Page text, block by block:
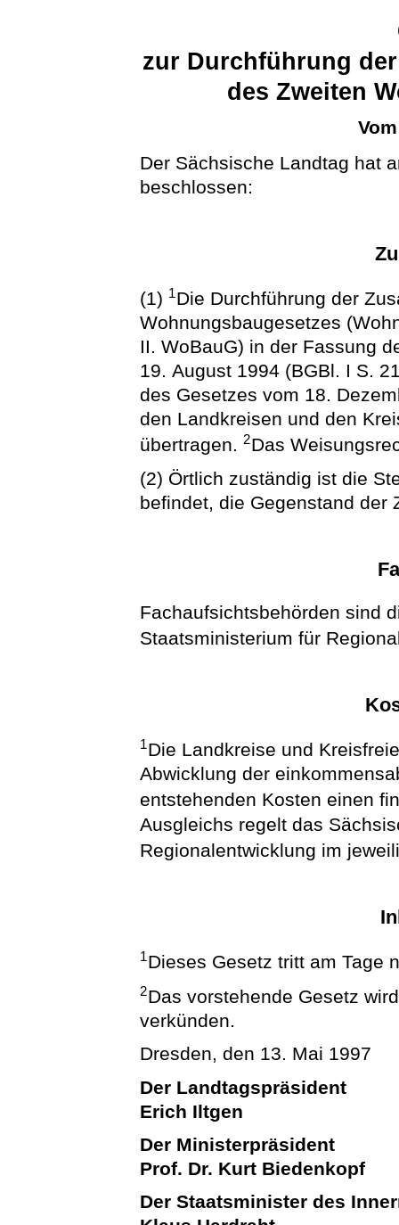
zur Durchführung
des Zweiten
Der Sächsische Landtag hat
beschlossen:
(1) 1Die Durchführung der
Wohnungsbaugesetzes
II. WoBauG) in der Fassung
19. August 1994 (BGBl. I S.
des Gesetzes vom 18.
den Landkreisen und den
übertragen.2Das
(2) Örtlich zuständig ist die
befindet, die Gegenstand der
Fachaufsichtsbehörden sind
Staatsministerium für
1Die Landkreise und
Abwicklung der
entstehenden Kosten einen
Ausgleichs regelt das
Regionalentwicklung im
1Dieses Gesetz tritt am Tage
2Das vorstehende Gesetz
verkünden.
Dresden, den 13. Mai 1997
Der Landtagspräsident
Erich Iltgen
Der Ministerpräsident
Prof. Dr. Kurt Biedenkopf
Der Staatsminister des